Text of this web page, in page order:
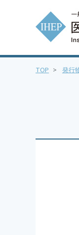
TOP > 発行